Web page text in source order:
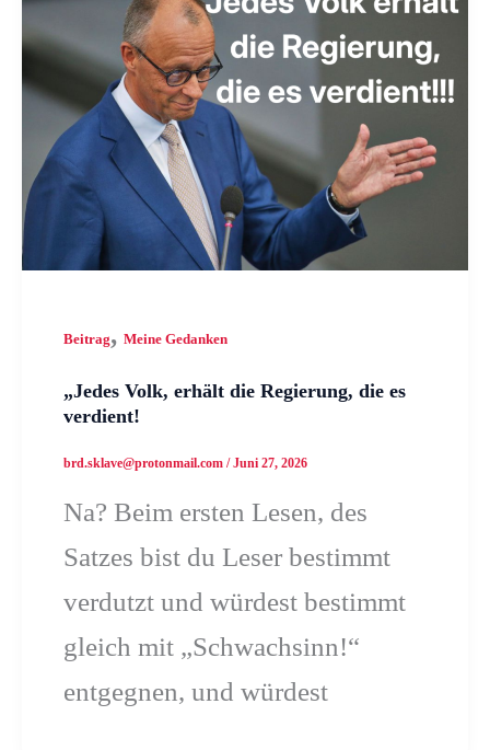
Beitrag, Meine Gedanken
„Jedes Volk, erhält die Regierung, die es
verdient!
brd.sklave@protonmail.com /Juni 27, 2026
Na? Beim ersten Lesen, des
Satzes bist du Leser bestimmt
verdutzt und würdest bestimmt
gleich mit „Schwachsinn!“
entgegnen, und würdest